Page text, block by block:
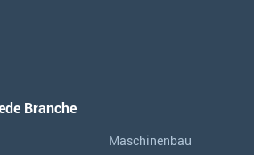
Branche
Maschinenbau